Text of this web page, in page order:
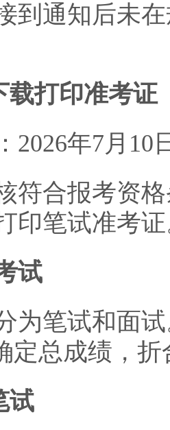
到通知后未
载打印准考证
年7月10
合报考资格
印笔试准考
试
笔试和面试
定总成绩，
试